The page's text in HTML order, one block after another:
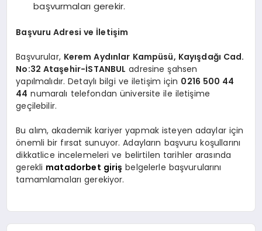
başvurmaları gerekir.
Başvuru Adresi ve İletişim
Başvurular, Kerem Aydınlar Kampüsü, Kayışdağı Cad.
No:32 Ataşehir-İSTANBUL adresine şahsen
yapılmalıdır. Detaylı bilgi ve iletişim için 0216 500 44
44 numaralı telefondan üniversite ile iletişime
geçilebilir.
Bu alım, akademik kariyer yapmak isteyen adaylar için
önemli bir fırsat sunuyor. Adayların başvuru koşullarını
dikkatlice incelemeleri ve belirtilen tarihler arasında
gerekli matadorbet giriş belgelerle başvurularını
tamamlamaları gerekiyor.